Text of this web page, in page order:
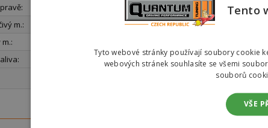
242 KW
m.:
600 Nm
až
-15 %
Výkon po úpravě:
Původní točivý m.:
Spotřeba paliva:
Tento
Tyto webové stránky používají soubory cookie
webových stránek souhlasíte se všemi
souborů
VŠE